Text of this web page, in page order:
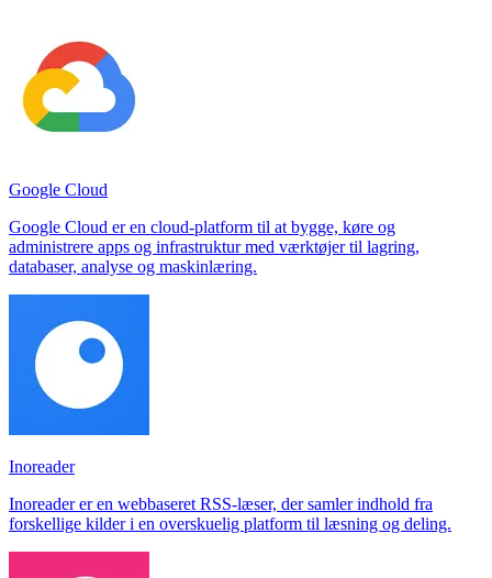
Google Cloud
Google Cloud er en cloud-platform til at bygge, køre og
administrere apps og infrastruktur med værktøjer til lagring,
databaser, analyse og maskinlæring.
Inoreader
Inoreader er en webbaseret RSS-læser, der samler indhold fra
forskellige kilder i en overskuelig platform til læsning og deling.